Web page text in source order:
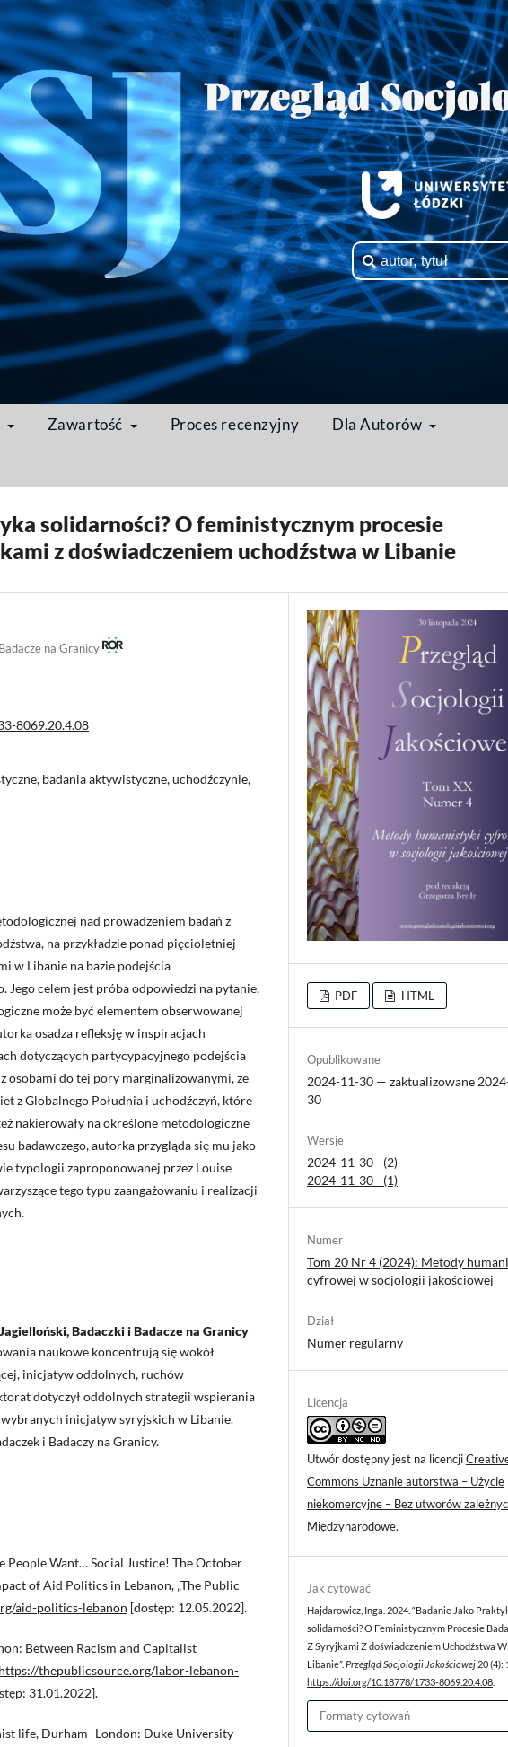
Zawartość Proces recenzyjny Dla Autorów
solidarności? O feministycznym procesie
z doświadczeniem uchodźstwa w Libanie
na Granicy
8069.20.4.08
badania aktywistyczne, uchodźczynie,
nad prowadzeniem badań z
na przykładzie ponad pięcioletniej
w Libanie na bazie podejścia
Jego celem jest próba odpowiedzi na pytanie,
może być elementem obserwowanej
osadza refleksję w inspiracjach
dotyczących partycypacyjnego podejścia
osobami do tej pory marginalizowanymi, ze
z Globalnego Południa i uchodźczyń, które
nakierowały na określone metodologiczne
badawczego, autorka przygląda się mu jako
typologii zaproponowanej przez Louise
tego typu zaangażowaniu i realizacji
Badaczki i Badacze na Granicy
naukowe koncentrują się wokół
inicjatyw oddolnych, ruchów
dotyczył oddolnych strategii wspierania
inicjatyw syryjskich w Libanie.
i Badaczy na Granicy.
People Want… Social Justice! The October
of Aid Politics in Lebanon, „The Public
aid-politics-lebanon [dostęp: 12.05.2022].
Between Racism and Capitalist
https://thepublicsource.org/labor-lebanon-
31.01.2022].
life, Durham–London: Duke University
PDF HTML
Opublikowane
2024-11-30 — zaktualizowane
30
Wersje
2024-11-30 - (2)
2024-11-30 - (1)
Numer
Tom 20 Nr 4 (2024): Metody
cyfrowej w socjologii jakościowej
Dział
Numer regularny
Licencja
Utwór dostępny jest na licencji
Commons Uznanie autorstwa – Użycie
niekomercyjne – Bez utworów
Międzynarodowe.
Jak cytować
Hajdarowicz, Inga. 2024. “Badanie Jako
solidarności? O Feministycznym Procesie
Z Syryjkami Z doświadczeniem Uchodźstwa W
Libanie”. Przegląd Socjologii Jakościowej 20 (4):
https://doi.org/10.18778/1733-8069.20.4.08
Formaty cytowań